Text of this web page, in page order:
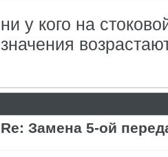
ни у кого на
значения
Re: Замена 5-ой